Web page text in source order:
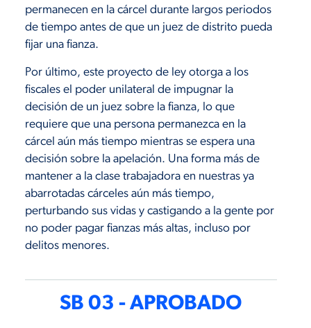
permanecen en la cárcel durante largos periodos
de tiempo antes de que un juez de distrito pueda
fijar una fianza.
Por último, este proyecto de ley otorga a los
fiscales el poder unilateral de impugnar la
decisión de un juez sobre la fianza, lo que
requiere que una persona permanezca en la
cárcel aún más tiempo mientras se espera una
decisión sobre la apelación. Una forma más de
mantener a la clase trabajadora en nuestras ya
abarrotadas cárceles aún más tiempo,
perturbando sus vidas y castigando a la gente por
no poder pagar fianzas más altas, incluso por
delitos menores.
SB 03 - APROBADO